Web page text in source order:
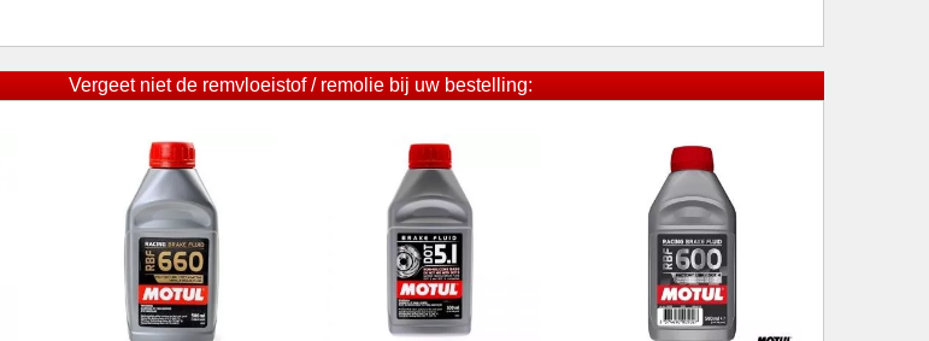
Vergeet niet de remvloeistof / remolie bij uw bestelling: